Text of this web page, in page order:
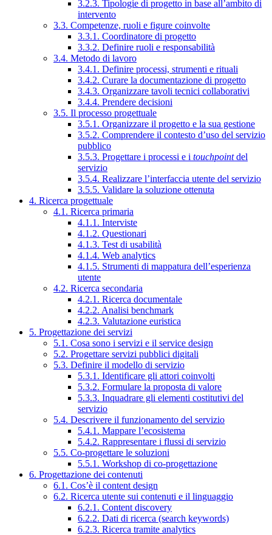
3.2.3. Tipologie di progetto in base all’ambito di
intervento
3.3. Competenze, ruoli e figure coinvolte
3.3.1. Coordinatore di progetto
3.3.2. Definire ruoli e responsabilità
3.4. Metodo di lavoro
3.4.1. Definire processi, strumenti e rituali
3.4.2. Curare la documentazione di progetto
3.4.3. Organizzare tavoli tecnici collaborativi
3.4.4. Prendere decisioni
3.5. Il processo progettuale
3.5.1. Organizzare il progetto e la sua gestione
3.5.2. Comprendere il contesto d’uso del servizio
pubblico
3.5.3. Progettare i processi e i touchpointdel
servizio
3.5.4. Realizzare l’interfaccia utente del servizio
3.5.5. Validare la soluzione ottenuta
4. Ricerca progettuale
4.1. Ricerca primaria
4.1.1. Interviste
4.1.2. Questionari
4.1.3. Test di usabilità
4.1.4. Web analytics
4.1.5. Strumenti di mappatura dell’esperienza
utente
4.2. Ricerca secondaria
4.2.1. Ricerca documentale
4.2.2. Analisi benchmark
4.2.3. Valutazione euristica
5. Progettazione dei servizi
5.1. Cosa sono i servizi e il service design
5.2. Progettare servizi pubblici digitali
5.3. Definire il modello di servizio
5.3.1. Identificare gli attori coinvolti
5.3.2. Formulare la proposta di valore
5.3.3. Inquadrare gli elementi costitutivi del
servizio
5.4. Descrivere il funzionamento del servizio
5.4.1. Mappare l’ecosistema
5.4.2. Rappresentare i flussi di servizio
5.5. Co-progettare le soluzioni
5.5.1. Workshop di co-progettazione
6. Progettazione dei contenuti
6.1. Cos’è il content design
6.2. Ricerca utente sui contenuti e il linguaggio
6.2.1. Content discovery
6.2.2. Dati di ricerca (search keywords)
6.2.3. Ricerca tramite analytics